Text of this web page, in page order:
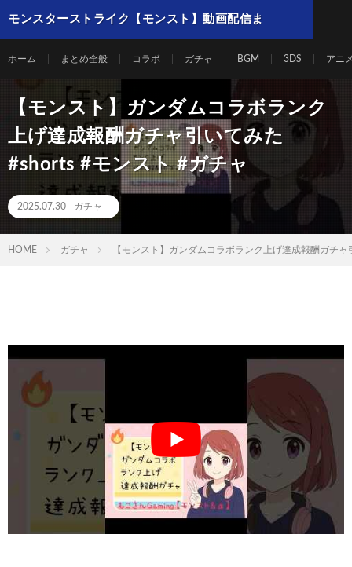
モンスターストライク【モンスト】動画配信ま
ホーム まとめ全般 コラボ ガチャ BGM 3DS アニ
【モンスト】ガンダムコラボランク
上げ達成報酬ガチャ引いてみた
#shorts #モンスト #ガチャ
2025.07.30 ガチャ
HOME ガチャ 【モンスト】ガンダムコラボランク上げ達成報酬ガチ